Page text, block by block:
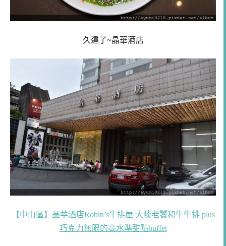
久違了~晶華酒店
【中山區】晶華酒店Robin’s牛排屋 大啖老饕和牛牛排 plus
巧克力無限的高水準甜點buffet